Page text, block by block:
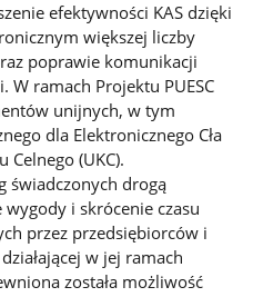
efektywności KAS dzięki
większej liczby
poprawie komunikacji
ramach Projektu PUESC
unijnych, w tym
dla Elektronicznego Cła
Celnego (UKC).
świadczonych drogą
i skrócenie czasu
przez przedsiębiorców i
w jej ramach
została możliwość